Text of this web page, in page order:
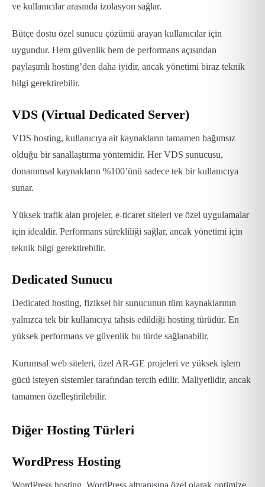
ve kullanıcılar arasında izolasyon sağlar.
Bütçe dostu özel sunucu çözümü arayan kullanıcılar için
uygundur. Hem güvenlik hem de performans açısından
paylaşımlı hosting’den daha iyidir, ancak yönetimi biraz teknik
bilgi gerektirebilir.
VDS (Virtual Dedicated Server)
VDS hosting, kullanıcıya ait kaynakların tamamen bağımsız
olduğu bir sanallaştırma yöntemidir. Her VDS sunucusu,
donanımsal kaynakların %100’ünü sadece tek bir kullanıcıya
sunar.
Yüksek trafik alan projeler, e-ticaret siteleri ve özel uygulamalar
için idealdir. Performans sürekliliği sağlar, ancak yönetimi için
teknik bilgi gerektirebilir.
Dedicated Sunucu
Dedicated hosting, fiziksel bir sunucunun tüm kaynaklarının
yalnızca tek bir kullanıcıya tahsis edildiği hosting türüdür. En
yüksek performans ve güvenlik bu türde sağlanabilir.
Kurumsal web siteleri, özel AR-GE projeleri ve yüksek işlem
gücü isteyen sistemler tarafından tercih edilir. Maliyetlidir, ancak
tamamen özelleştirilebilir.
Diğer Hosting Türleri
WordPress Hosting
WordPress hosting, WordPress altyapısına özel olarak optimize